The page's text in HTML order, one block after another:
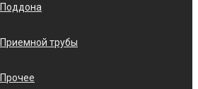
Поддона
Приемной трубы
Прочее